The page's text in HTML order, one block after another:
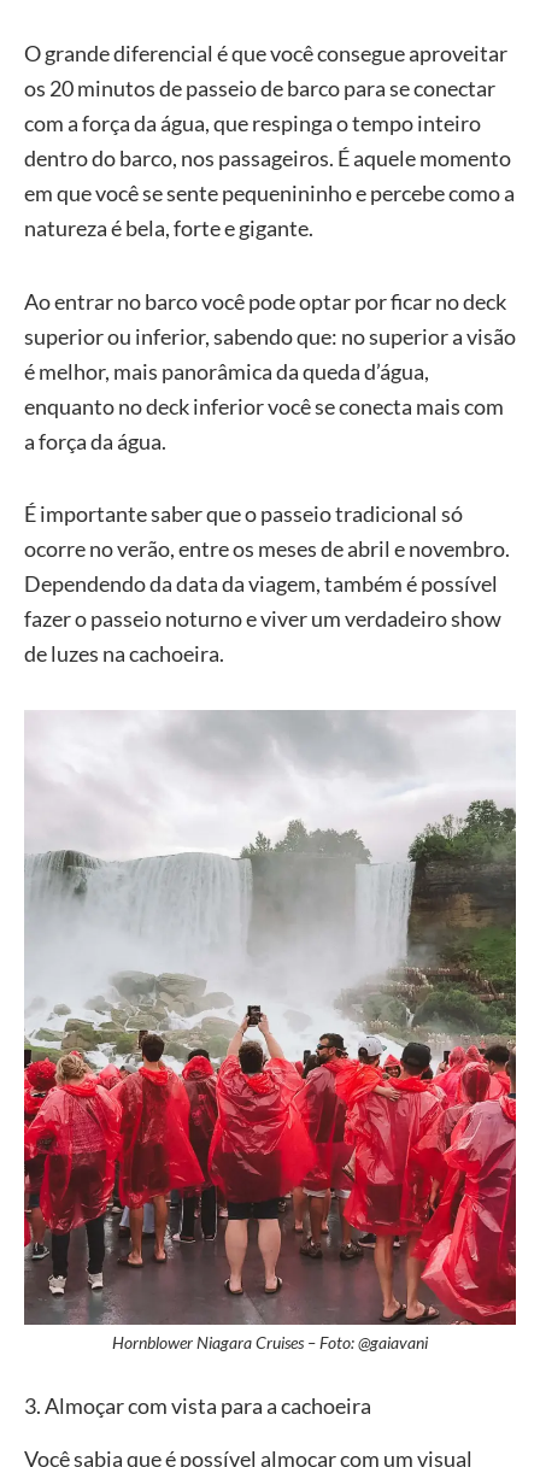
O grande diferencial é que você consegue aproveitar
os 20 minutos de passeio de barco para se conectar
com a força da água, que respinga o tempo inteiro
dentro do barco, nos passageiros. É aquele momento
em que você se sente pequenininho e percebe como a
natureza é bela, forte e gigante.
Ao entrar no barco você pode optar por ficar no deck
superior ou inferior, sabendo que: no superior a visão
é melhor, mais panorâmica da queda d’água,
enquanto no deck inferior você se conecta mais com
a força da água.
É importante saber que o passeio tradicional só
ocorre no verão, entre os meses de abril e novembro.
Dependendo da data da viagem, também é possível
fazer o passeio noturno e viver um verdadeiro show
de luzes na cachoeira.
Hornblower Niagara Cruises – Foto: @gaiavani
3. Almoçar com vista para a cachoeira
Você sabia que é possível almoçar com um visual